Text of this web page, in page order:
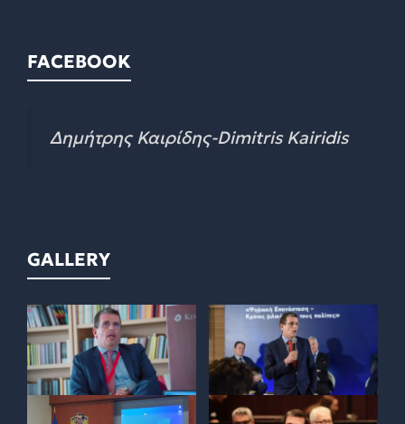
FACEBOOK
Δημήτρης Καιρίδης-Dimitris Kairidis
GALLERY